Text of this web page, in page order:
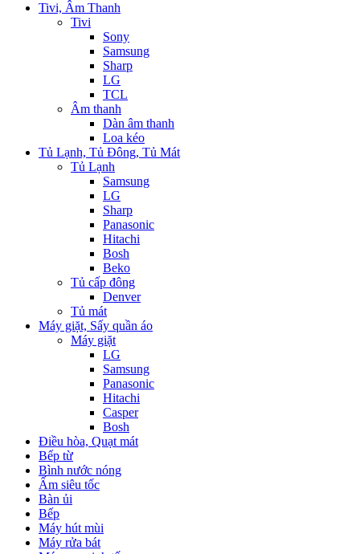
Tivi, Âm Thanh
Tivi
Sony
Samsung
Sharp
LG
TCL
Âm thanh
Dàn âm thanh
Loa kéo
Tủ Lạnh, Tủ Đông, Tủ Mát
Tủ Lạnh
Samsung
LG
Sharp
Panasonic
Hitachi
Bosh
Beko
Tủ cấp đông
Denver
Tủ mát
Máy giặt, Sấy quần áo
Máy giặt
LG
Samsung
Panasonic
Hitachi
Casper
Bosh
Điều hòa, Quạt mát
Bếp từ
Bình nước nóng
Ấm siêu tốc
Bàn ủi
Bếp
Máy hút mùi
Máy rửa bát